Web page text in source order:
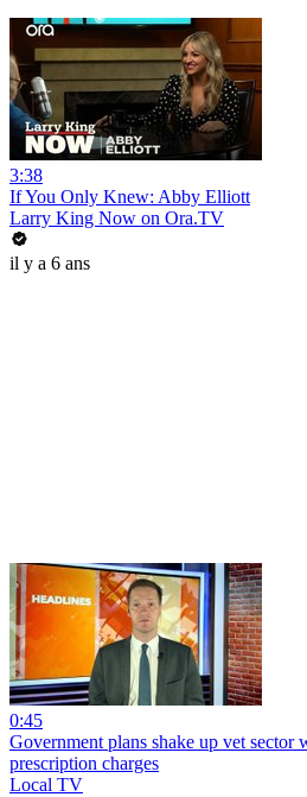
3:38
If You Only Knew: Abby Elliott
Larry King Now on Ora.TV
il y a 6 ans
0:45
Government plans shake up vet sector
prescription charges
Local TV